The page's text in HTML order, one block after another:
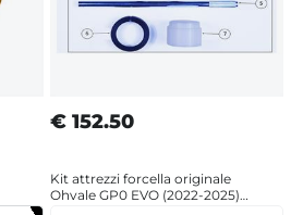
€ 152.50
Kit attrezzi forcella originale
Ohvale GP0 EVO (2022-2025)